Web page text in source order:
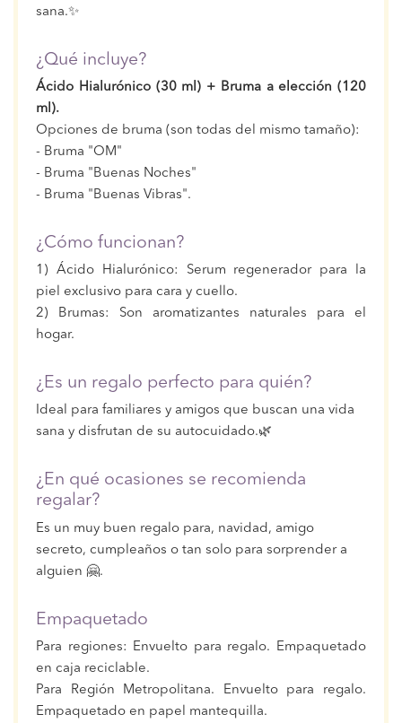
sana.✨
¿Qué incluye?
Ácido Hialurónico (30 ml) + Bruma a elección (120
ml).
Opciones de bruma (son todas del mismo tamaño):
- Bruma "OM"
- Bruma "Buenas Noches"
- Bruma "Buenas Vibras".
¿Cómo funcionan?
1) Ácido Hialurónico: Serum regenerador para la
piel exclusivo para cara y cuello.
2) Brumas: Son aromatizantes naturales para el
hogar.
¿Es un regalo perfecto para quién?
Ideal para familiares y amigos que buscan una vida
sana y disfrutan de su autocuidado.🌿
¿En qué ocasiones se recomienda
regalar?
Es un muy buen regalo para, navidad, amigo
secreto, cumpleaños o tan solo para sorprender a
alguien 🤗.
Empaquetado
Para regiones: Envuelto para regalo. Empaquetado
en caja reciclable.
Para Región Metropolitana. Envuelto para regalo.
Empaquetado en papel mantequilla.